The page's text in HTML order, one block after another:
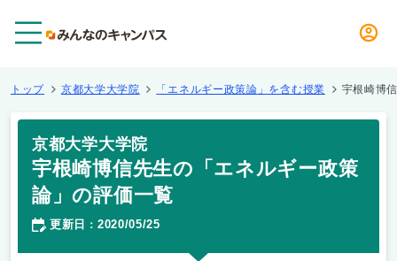
トップ 京都大学大学院 「エネルギー政策論」を含む授業 宇根崎博
京都大学大学院
宇根崎博信先生の「エネルギー政策
論」の評価一覧
更新日 ： 2020/05/25